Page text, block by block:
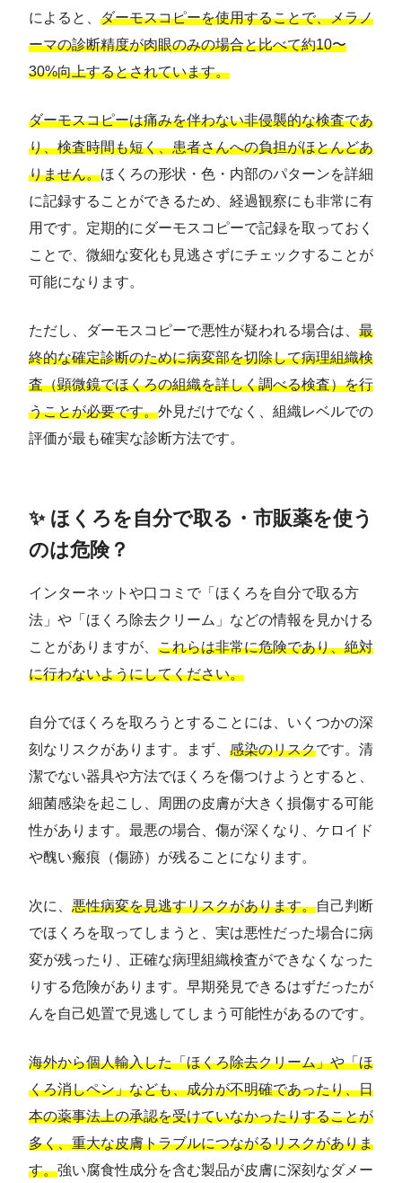
によると、 ダーモスコピーを使用することで、メラノ
ーマの診断精度が肉眼のみの場合と比べて約10〜
30%向上するとされています。
ダーモスコピーは痛みを伴わない非侵襲的な検査であ
り、検査時間も短く、患者さんへの負担がほとんどあ
りません。ほくろの形状・色・内部のパターンを詳細
に記録することができるため、経過観察にも非常に有
用です。定期的にダーモスコピーで記録を取っておく
ことで、微細な変化も見逃さずにチェックすることが
可能になります。
ただし、ダーモスコピーで悪性が疑われる場合は、 最
終的な確定診断のために病変部を切除して病理組織検
査（顕微鏡でほくろの組織を詳しく調べる検査）を行
うことが必要です。外見だけでなく、組織レベルでの
評価が最も確実な診断方法です。
✨ ほくろを自分で取る・市販薬を使う
のは危険？
インターネットや口コミで「ほくろを自分で取る方
法」や「ほくろ除去クリーム」などの情報を見かける
ことがありますが、 これらは非常に危険であり、絶対
に行わないようにしてください。
自分でほくろを取ろうとすることには、いくつかの深
刻なリスクがあります。まず、 感染のリスクです。清
潔でない器具や方法でほくろを傷つけようとすると、
細菌感染を起こし、周囲の皮膚が大きく損傷する可能
性があります。最悪の場合、傷が深くなり、ケロイド
や醜い瘢痕（傷跡）が残ることになります。
次に、 悪性病変を見逃すリスクがあります。自己判断
でほくろを取ってしまうと、実は悪性だった場合に病
変が残ったり、正確な病理組織検査ができなくなった
りする危険があります。早期発見できるはずだったが
んを自己処置で見逃してしまう可能性があるのです。
海外から個人輸入した「ほくろ除去クリーム」や「ほ
くろ消しペン」なども、成分が不明確であったり、日
本の薬事法上の承認を受けていなかったりすることが
多く、重大な皮膚トラブルにつながるリスクがありま
す。強い腐食性成分を含む製品が皮膚に深刻なダメー